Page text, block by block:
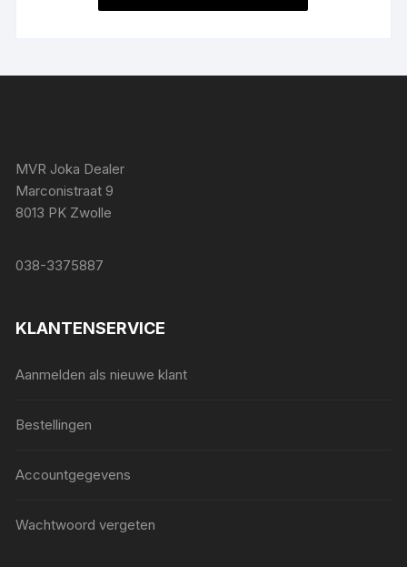
MVR Joka Dealer
Marconistraat 9
8013 PK Zwolle
038-3375887
KLANTENSERVICE
Aanmelden als nieuwe klant
Bestellingen
Accountgegevens
Wachtwoord vergeten